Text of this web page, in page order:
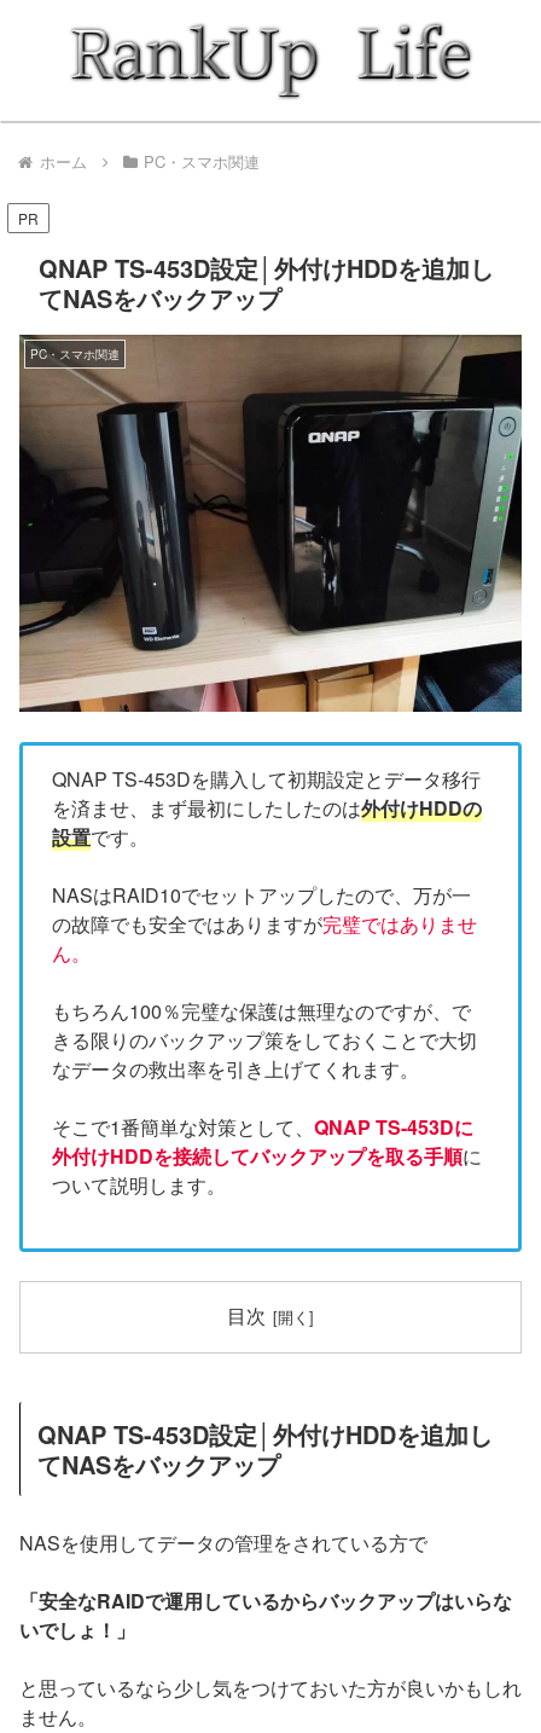
ホーム PC・スマホ関連
PR
QNAP TS-453D設定│外付けHDDを追加し
てNASをバックアップ
PC・スマホ関連
QNAP TS-453Dを購入して初期設定とデータ移行
を済ませ、まず最初にしたしたのは外付けHDDの
設置です。
NASはRAID10でセットアップしたので、万が一
の故障でも安全ではありますが完璧ではありませ
ん。
もちろん100％完璧な保護は無理なのですが、で
きる限りのバックアップ策をしておくことで大切
なデータの救出率を引き上げてくれます。
そこで1番簡単な対策として、 QNAP TS-453Dに
外付けHDDを接続してバックアップを取る手順に
ついて説明します。
目次
QNAP TS-453D設定│外付けHDDを追加し
てNASをバックアップ
NASを使用してデータの管理をされている方で
「安全なRAIDで運用しているからバックアップはいらな
いでしょ！」
と思っているなら少し気をつけておいた方が良いかもしれ
ません。